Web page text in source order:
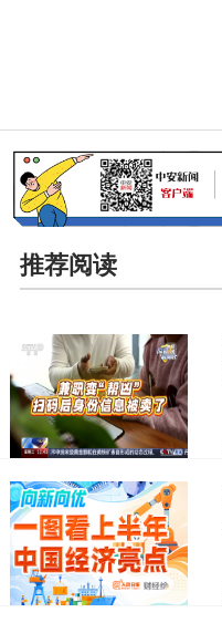
推荐阅读